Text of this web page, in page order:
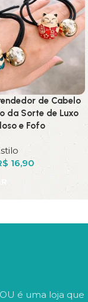
de Cabelo
da Sorte de Luxo
e Fofo
16,90
é uma loja que